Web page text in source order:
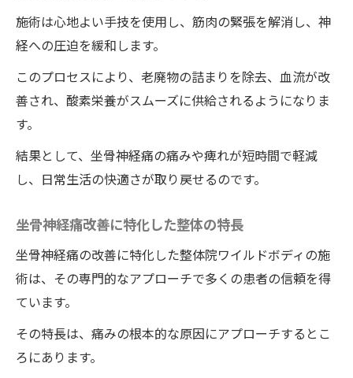
施術は心地よい手技を使用し、筋肉の緊張を解消し、神
経への圧迫を緩和します。
このプロセスにより、老廃物の詰まりを除去、血流が改
善され、酸素栄養がスムーズに供給されるようになりま
す。
結果として、坐骨神経痛の痛みや痺れが短時間で軽減
し、日常生活の快適さが取り戻せるのです。
坐骨神経痛改善に特化した整体の特長
坐骨神経痛の改善に特化した整体院ワイルドボディの施
術は、その専門的なアプローチで多くの患者の信頼を得
ています。
その特長は、痛みの根本的な原因にアプローチするとこ
ろにあります。